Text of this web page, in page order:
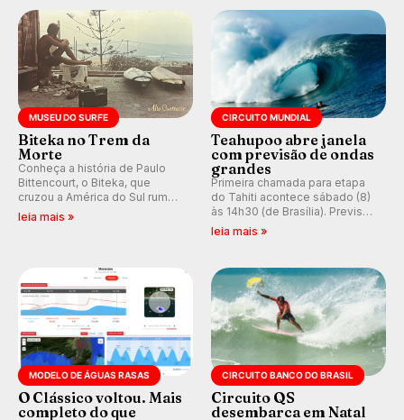
prática em esporte e indústria.
MUSEU DO SURFE
Biteka no Trem da
Morte
Conheça a história de Paulo
Bittencourt, o Biteka, que
cruzou a América do Sul rumo
ao Pacífico em uma jornada
leia mais »
CIRCUITO MUNDIAL
Teahupoo abre janela
com previsão de ondas
grandes
Primeira chamada para etapa
do Tahiti acontece sábado (8)
às 14h30 (de Brasília). Previsão
indica swell consistente.
Kelly Slater convidado.
leia mais »
MODELO DE ÁGUAS RASAS
O Clássico voltou. Mais
completo do que
CIRCUITO BANCO DO BRASIL
Circuito QS
desembarca em Natal